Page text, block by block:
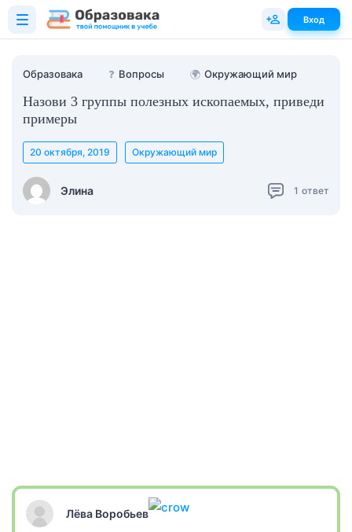
Образовака ❓ Вопросы 🌍 Окружающий мир
Назови 3 группы полезных ископаемых, приведи
примеры
Элина
20 октября, 2019 Окружающий мир
1 ответ
Лёва Воробьев
Вход